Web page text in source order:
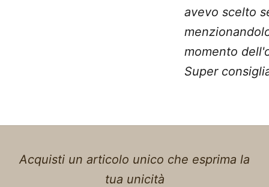
avevo scelto
momento
Super
Acquisti un articolo unico che esprima la
tua unicità